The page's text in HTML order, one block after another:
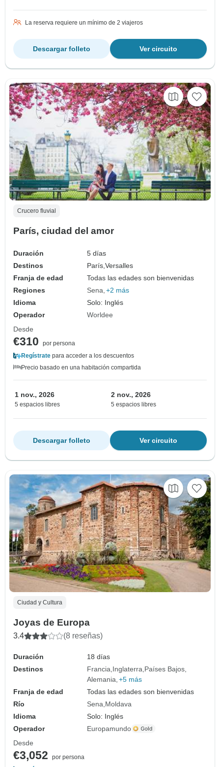
La reserva requiere un mínimo de 2 viajeros
Ver circuito
Descargar folleto
Crucero fluvial
París, ciudad del amor
Duración
5 días
Destinos
París,Versalles
Franja de edad
Todas las edades son bienvenidas
Regiones
Sena +2 más
Idioma
Solo: Inglés
Operador
Worldee
Desde
€310
por persona
Regístrate para acceder a los descuentos
Precio basado en una habitación compartida
1 nov., 2026
5 espacios libres
2 nov., 2026
5 espacios libres
Ver circuito
Descargar folleto
Ciudad y Cultura
Joyas de Europa
3.4 (8 reseñas)
Duración
18 días
Destinos
Francia Inglaterra Países Bajos
Alemania +5 más
Franja de edad
Todas las edades son bienvenidas
Río
Sena Moldava
Idioma
Solo: Inglés
Operador
Europamundo
Desde
€3,052
por persona